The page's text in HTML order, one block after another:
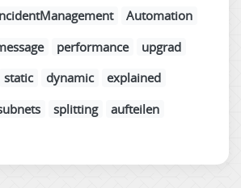
Automation
performance
upgrad
static dynamic
explained
splitting aufteilen